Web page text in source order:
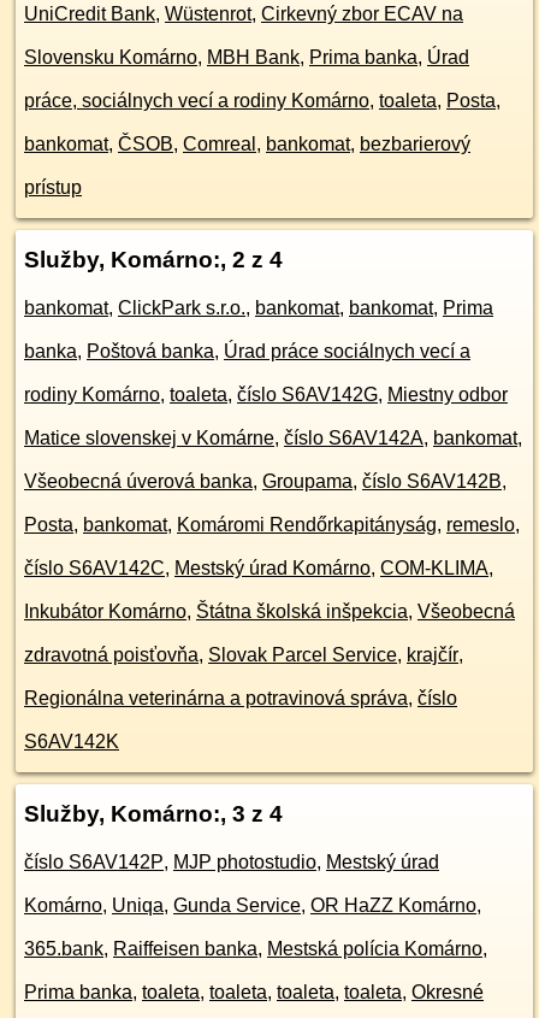
UniCredit Bank, Wüstenrot, Cirkevný zbor ECAV na
Slovensku Komárno, MBH Bank, Prima banka, Úrad
práce, sociálnych vecí a rodiny Komárno, toaleta, Posta,
bankomat, ČSOB, Comreal , bankomat, bezbarierový
prístup
Služby, Komárno:, 2 z 4
bankomat, ClickPark s.r.o., bankomat, bankomat, Prima
banka, Poštová banka, Úrad práce sociálnych vecí a
rodiny Komárno, toaleta, číslo S6AV142G, Miestny odbor
Matice slovenskej v Komárne, číslo S6AV142A, bankomat,
Všeobecná úverová banka, Groupama, číslo S6AV142B,
Posta, bankomat, Komáromi Rendőrkapitányság, remeslo,
číslo S6AV142C, Mestský úrad Komárno, COM-KLIMA,
Inkubátor Komárno, Štátna školská inšpekcia, Všeobecná
zdravotná poisťovňa, Slovak Parcel Service, krajčír,
Regionálna veterinárna a potravinová správa, číslo
S6AV142K
Služby, Komárno:, 3 z 4
číslo S6AV142P, MJP photostudio, Mestský úrad
Komárno, Uniqa, Gunda Service, OR HaZZ Komárno,
365.bank, Raiffeisen banka, Mestská polícia Komárno,
Prima banka, toaleta, toaleta, toaleta, toaleta, Okresné